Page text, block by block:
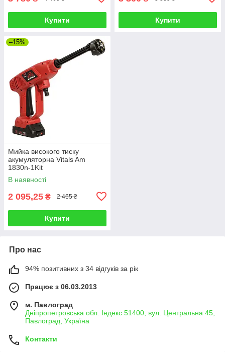
Купити Купити
–15%
Мийка високого тиску
акумуляторна Vitals Am
1830n-1Kit
В наявності
2 095,25 ₴ 2 465 ₴
Купити
Про нас
94% позитивних з 34 відгуків за рік
Працює з 06.03.2013
м. Павлоград
Дніпропетровська обл. Індекс 51400, вул. Центральна 45,
Павлоград, Україна
Контакти